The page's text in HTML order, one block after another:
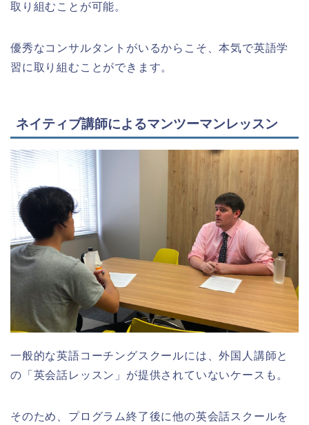
取り組むことが可能。
優秀なコンサルタントがいるからこそ、本気で英語学
習に取り組むことができます。
ネイティブ講師によるマンツーマンレッスン
一般的な英語コーチングスクールには、外国人講師と
の「英会話レッスン」が提供されていないケースも。
そのため、プログラム終了後に他の英会話スクールを